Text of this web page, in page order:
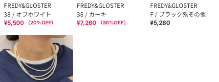
FREDY&GLOSTER
38 / オフホワイト
¥5,500 （20%OFF）
FREDY&GLOSTER
38 / カーキ
¥7,260 （30%OFF）
FREDY&GLOSTER
F / ブラック系その他
¥5,280